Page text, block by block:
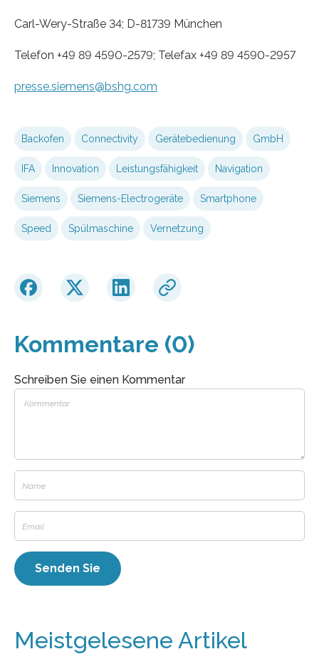
Carl-Wery-Straße 34; D-81739 München
Telefon +49 89 4590-2579; Telefax +49 89 4590-2957
presse.siemens@bshg.com
Backofen Connectivity Gerätebedienung GmbH
IFA Innovation Leistungsfähigkeit Navigation
Siemens Siemens-Electrogeräte Smartphone
Speed Spülmaschine Vernetzung
Kommentare (0)
Schreiben Sie einen Kommentar
Meistgelesene Artikel